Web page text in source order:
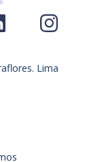
Lima